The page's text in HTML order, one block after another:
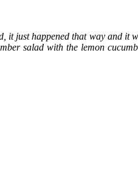
it just happened that way and
salad with the lemon